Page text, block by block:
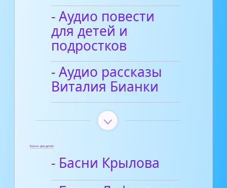
- Аудио повести
для детей и
подростков
- Аудио рассказы
Виталия Бианки
Басни для детей
- Басни Крылова